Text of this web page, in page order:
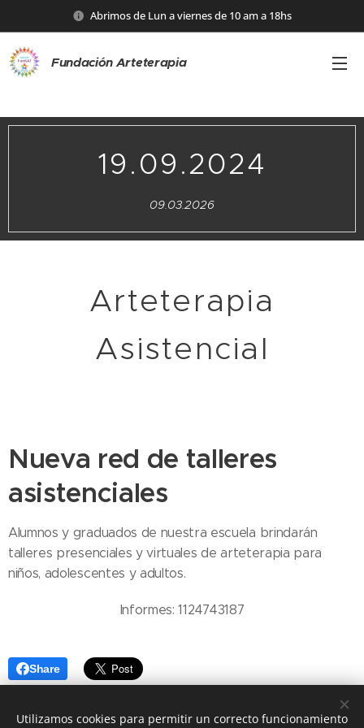
Abrimos de Lun a viernes de 10 am a 18hs
Fundación Arteterapia
19.09.2024
09.03.2026
Arteterapia
Asistencial
Nueva red de talleres
asistenciales
Alumnos y graduados de nuestra escuela brindarán
talleres presenciales y virtuales de arteterapia para
niños, adolescentes y adultos.
Informes: 1124743187
Share
Utilizamos cookies para permitir un correcto funcionamiento